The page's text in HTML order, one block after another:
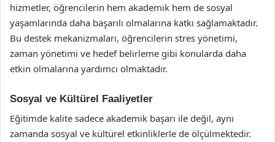
hizmetler, öğrencilerin hem akademik hem de sosyal
yaşamlarında daha başarılı olmalarına katkı sağlamaktadır.
Bu destek mekanizmaları, öğrencilerin stres yönetimi,
zaman yönetimi ve hedef belirleme gibi konularda daha
etkin olmalarına yardımcı olmaktadır.
Sosyal ve Kültürel Faaliyetler
Eğitimde kalite sadece akademik başarı ile değil, aynı
zamanda sosyal ve kültürel etkinliklerle de ölçülmektedir.